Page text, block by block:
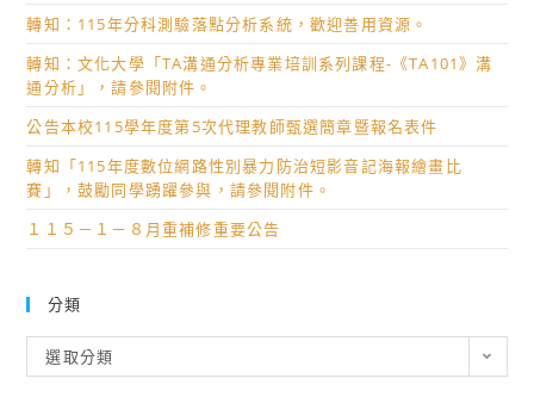
轉知：115年分科測驗落點分析系統，歡迎善用資源。
轉知：文化大學「TA溝通分析專業培訓系列課程-《TA101》溝
通分析」，請參閱附件。
公告本校115學年度第5次代理教師甄選簡章暨報名表件
轉知「115年度數位網路性別暴力防治短影音記海報繪畫比
賽」，鼓勵同學踴躍參與，請參閱附件。
１１５－１－８月重補修重要公告
分類
類
選取分類